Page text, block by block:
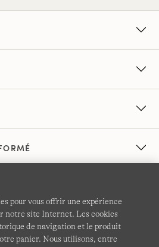
pour vous offrir une expérience
notre site Internet. Les cookies
de navigation et le produit
panier. Nous utilisons, entre